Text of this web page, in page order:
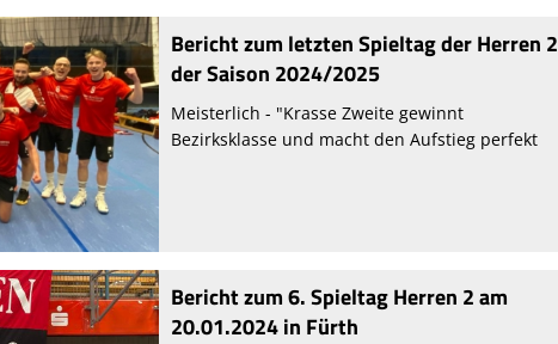
Bericht zum letzten Spieltag der Herren 2
der Saison 2024/2025
Meisterlich - "Krasse Zweite gewinnt
Bezirksklasse und macht den Aufstieg perfekt
Bericht zum 6. Spieltag Herren 2 am
20.01.2024 in Fürth